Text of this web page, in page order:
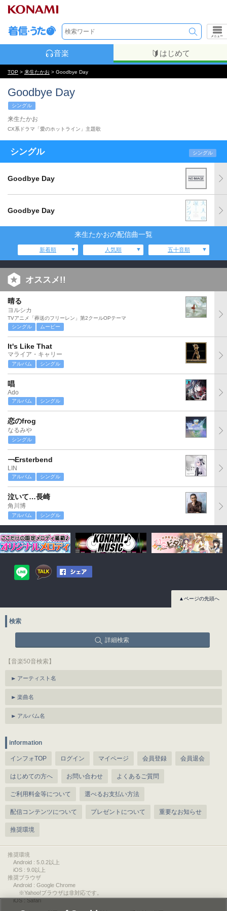
メニュー
音楽 はじめて
TOP > 来生たかお > Goodbye Day
Goodbye Day
シングル
来生たかお
CX系ドラマ「愛のホットライン」主題歌
シングル シングル
Goodbye Day
Goodbye Day
来生たかおの配信曲一覧
新着順 人気順 五十音順
オススメ!!
晴る
ヨルシカ
TVアニメ「葬送のフリーレン」第2クールOPテーマ
シングル
ムービー
It's Like That
マライア・キャリー
アルバム シングル
唱
Ado
アルバム シングル
恋のfrog
なるみや
シングル
￢Ersterbend
LIN
アルバム シングル
泣いて…長崎
角川博
アルバム シングル
▲ページの先頭へ
検索
詳細検索
【音楽50音検索】
アーティスト名
楽曲名
アルバム名
information
インフォTOP ログイン マイページ 会員登録 会員退会
はじめての方へ お問い合わせ よくあるご質問
ご利用料金等について 選べるお支払い方法
配信コンテンツについて プレゼントについて 重要なお知らせ
推奨環境
推奨環境
Android : 5.0.2以上
iOS : 9.0以上
推奨ブラウザ
Android : Google Chrome
※Yahoo!ブラウザは非対応です。
iOS : Safari